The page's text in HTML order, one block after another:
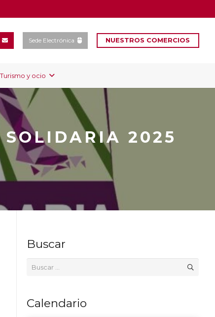
Sede Electrónica NUESTROS COMERCIOS
Turismo y ocio
SOLIDARIA 2025
Buscar
Calendario